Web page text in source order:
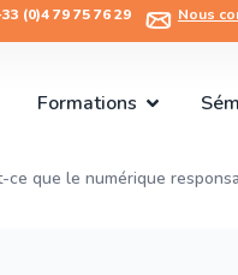
(0)4 79 75 76 29​ Nous
Formations
ce que le numérique